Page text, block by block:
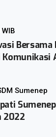
Bersama
Sumenep
2022